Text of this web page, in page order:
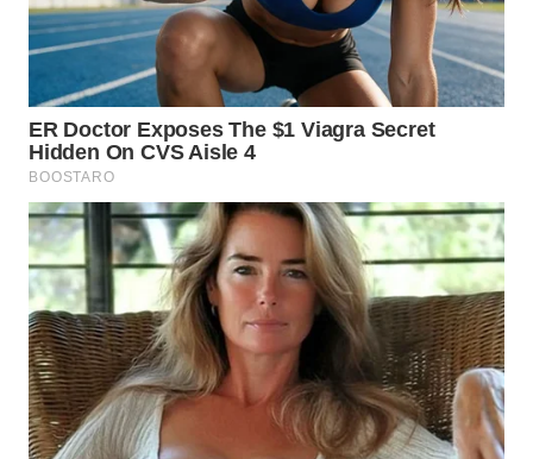
TINGGI
WN
PAKPAK
WN
KARAWANG
WN
BEKASI
WN
BOGOR
WN
DEPOK